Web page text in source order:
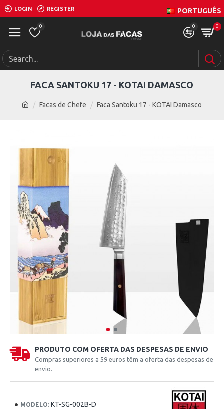
LOGIN REGISTER PORTUGUÊS
0 0 0
Facas de Chefe Faca Santoku 17 - KOTAI Damasco
FACA SANTOKU 17 - KOTAI DAMASCO
PRODUTO COM OFERTA DAS DESPESAS DE ENVIO
Compras superiores a 59 euros têm a oferta das despesas de
envio.
MODELO: KT-SG-002B-D